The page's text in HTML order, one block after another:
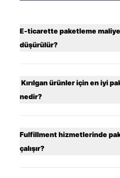
E-ticarette paketleme
düşürülür?
Kırılgan ürünler için en iyi
nedir?
Fulfillment hizmetlerinde
çalışır?